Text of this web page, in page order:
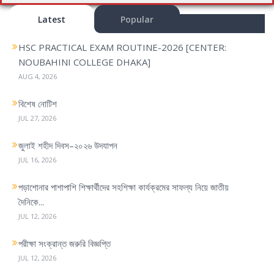
Latest Popular
HSC PRACTICAL EXAM ROUTINE-2026 [CENTER:
NOUBAHINI COLLEGE DHAKA]
AUG 4, 2026
বিশেষ নোটিশ
JUL 27, 2026
জুলাই শহীদ দিবস–২০২৬ উদযাপন
JUL 16, 2026
পড়াশোনার পাশাপাশি শিক্ষার্থীদের সহশিক্ষা কার্যক্রমের সাফল্য নিয়ে জাতীয়
দৈনিকে...
JUL 12, 2026
পরীক্ষা সংক্রান্ত জরুরি বিজ্ঞপ্তি
JUL 12, 2026